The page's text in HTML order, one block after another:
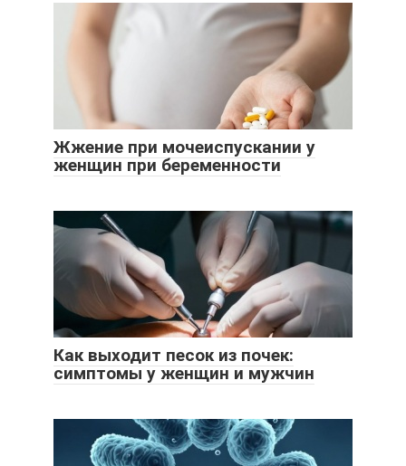
Жжение при мочеиспускании у
женщин при беременности
Как выходит песок из почек:
симптомы у женщин и мужчин